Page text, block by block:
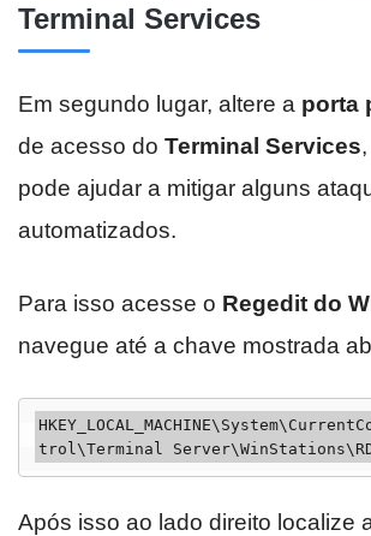
Terminal Services
Em segundo lugar, altere a porta
de acesso do Terminal Services
pode ajudar a mitigar alguns
automatizados.
Para isso acesse o Regedit do
navegue até a chave mostrada
trol\Terminal
Após isso ao lado direito localize